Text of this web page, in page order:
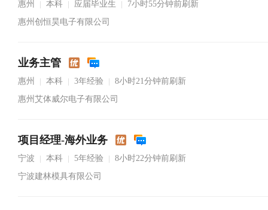
惠州 本科 应届毕业生
7小时55分钟前刷新
惠州创恒昊电子有限公司
业务主管
惠州 本科 3年经验
8小时21分钟前刷新
惠州艾体威尔电子有限公司
项目经理-海外业务
宁波 本科 5年经验
8小时22分钟前刷新
宁波建林模具有限公司